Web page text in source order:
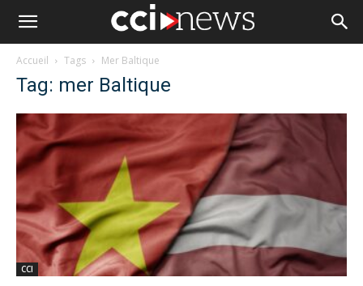
Accueil Tags Mer Baltique
Tag: mer Baltique
CCI